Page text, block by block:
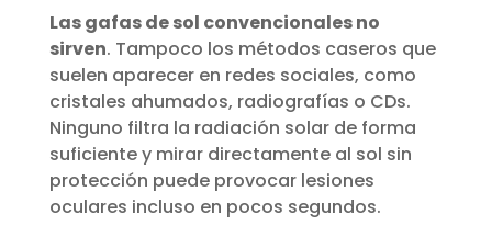
Las gafas de sol convencionales no
sirven. Tampoco los métodos caseros que
suelen aparecer en redes sociales, como
cristales ahumados, radiografías o CDs.
Ninguno filtra la radiación solar de forma
suficiente y mirar directamente al sol sin
protección puede provocar lesiones
oculares incluso en pocos segundos.